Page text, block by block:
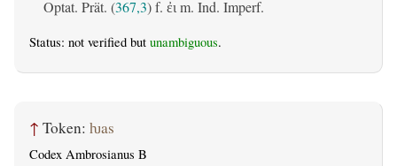
Optat. Prät. (367,3) f. ἐι m. Ind. Imperf.
Status: not verified but unambiguous.
↑ Token: ƕas
Codex Ambrosianus B